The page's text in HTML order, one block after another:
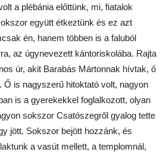
a plébánia előttünk, mi, fiatalok
együtt étkeztünk és ez azt
én, hanem többen is a faluból
az úgynevezett kántoriskolába. Rajta
úr, akit Barabás Mártonnak hívtak, ő
Ő is nagyszerű hitoktató volt, nagyon
is a gyerekekkel foglalkozott, olyan
sokszor Csatószegről gyalog tette
jött. Sokszor bejött hozzánk, és
a vasút mellett, a templomnál,